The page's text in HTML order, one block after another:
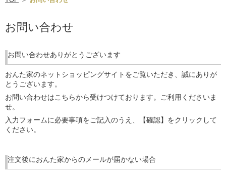
お問い合わせ
お問い合わせありがとうございます
おんた家のネットショッピングサイトをご覧いただき、誠にありが
とうございます。
お問い合わせはこちらから受けつけております。ご利用くださいま
せ。
入力フォームに必要事項をご記入のうえ、【確認】をクリックして
ください。
注文後におんた家からのメールが届かない場合